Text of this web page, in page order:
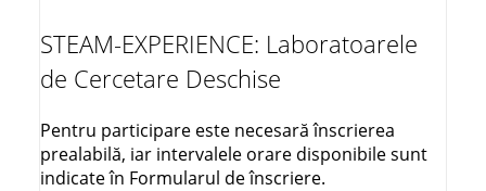
STEAM-EXPERIENCE: Laboratoarele
de Cercetare Deschise
Pentru participare este necesară înscrierea
prealabilă, iar intervalele orare disponibile sunt
indicate în Formularul de înscriere.